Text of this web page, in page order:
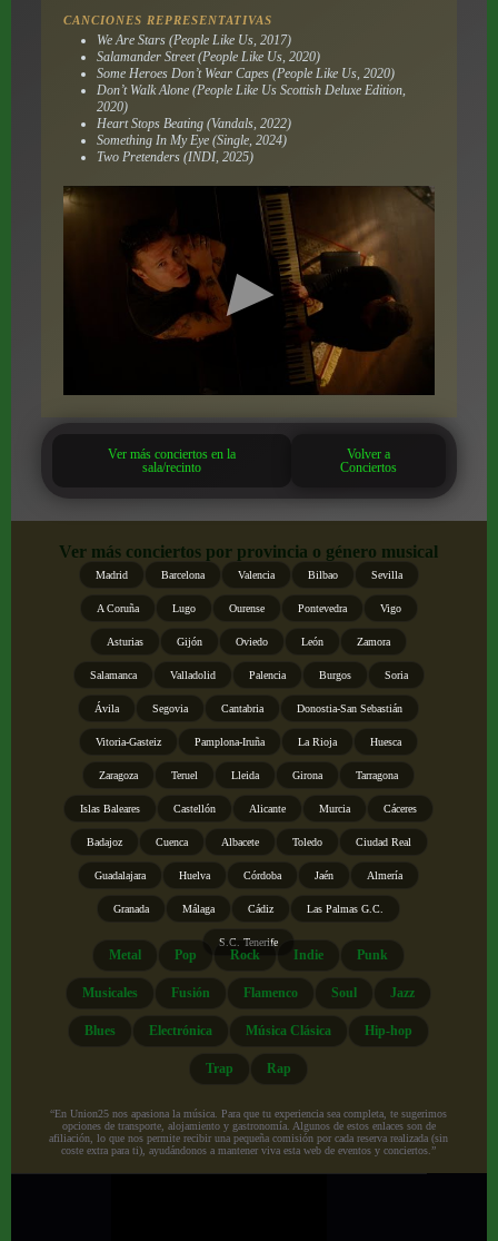
CANCIONES REPRESENTATIVAS
We Are Stars (People Like Us, 2017)
Salamander Street (People Like Us, 2020)
Some Heroes Don’t Wear Capes (People Like Us, 2020)
Don’t Walk Alone (People Like Us Scottish Deluxe Edition,
2020)
Heart Stops Beating (Vandals, 2022)
Something In My Eye (Single, 2024)
Two Pretenders (INDI, 2025)
Ver más conciertos en la
sala/recinto
Volver a
Conciertos
Ver más conciertos por provincia o género musical
Madrid Barcelona Valencia Bilbao Sevilla
A Coruña Lugo Ourense Pontevedra Vigo
Asturias Gijón Oviedo León Zamora
Salamanca Valladolid Palencia Burgos Soria
Ávila Segovia Cantabria Donostia-San Sebastián
Vitoria-Gasteiz Pamplona-Iruña La Rioja Huesca
Zaragoza Teruel Lleida Girona Tarragona
Islas Baleares Castellón Alicante Murcia Cáceres
Badajoz Cuenca Albacete Toledo Ciudad Real
Guadalajara Huelva Córdoba Jaén Almería
Granada Málaga Cádiz Las Palmas G.C.
S.C. Tenerife
Metal Pop Rock Indie Punk
Musicales Fusión Flamenco Soul Jazz
Blues Electrónica Música Clásica Hip-hop
Trap Rap
“En Union25 nos apasiona la música. Para que tu experiencia sea completa, te sugerimos
opciones de transporte, alojamiento y gastronomía. Algunos de estos enlaces son de
afiliación, lo que nos permite recibir una pequeña comisión por cada reserva realizada (sin
coste extra para ti), ayudándonos a mantener viva esta web de eventos y conciertos.”